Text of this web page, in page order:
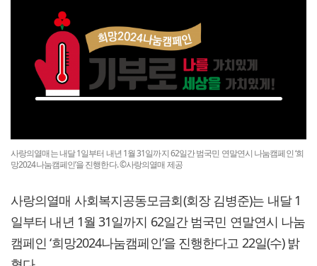
사랑의열매는 내달 1일부터 내년 1월 31일까지 62일간 범국민 연말연시 나눔캠페인 ‘희
망2024나눔캠페인’을 진행한다. ©사랑의열매 제공
사랑의열매 사회복지공동모금회(회장 김병준)는 내달 1
일부터 내년 1월 31일까지 62일간 범국민 연말연시 나눔
캠페인 ‘희망2024나눔캠페인’을 진행한다고 22일(수) 밝